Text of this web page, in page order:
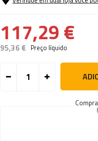
117,29 €
95,36 € Preço líquido